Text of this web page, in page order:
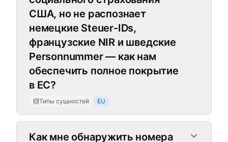
США, но не распознает
немецкие Steuer-IDs,
французские NIR и шведские
Personnummer — как нам
обеспечить полное покрытие
в ЕС?
Типы сущностей EU
Как мне обнаружить номера